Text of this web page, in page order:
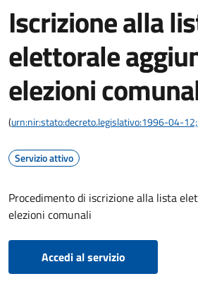
Iscrizione alla
elettorale
elezioni
(urn:nir:stato:decreto.legislativo:1996-04-
Servizio attivo
Procedimento di iscrizione alla lista
elezioni comunali
Accedi al servizio